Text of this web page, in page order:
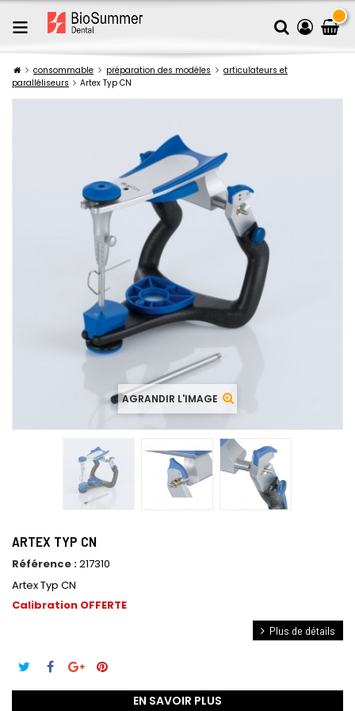
consommable préparation des modéles
articulateurs et
paralléliseurs
Artex Typ CN
AGRANDIR L'IMAGE
ARTEX TYP CN
Référence :217310
Artex Typ CN
Calibration OFFERTE
Plus de détails
EN SAVOIR PLUS